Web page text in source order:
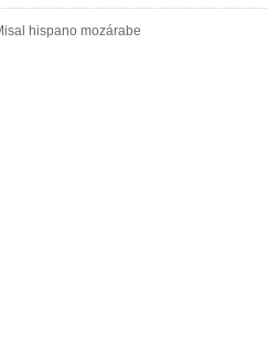
hispano mozárabe